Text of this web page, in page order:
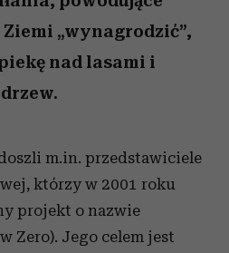
Ziemi „wynagrodzić”,
nad lasami i
m.in. przedstawiciele
którzy w 2001 roku
projekt o nazwie
Zero). Jego celem jest